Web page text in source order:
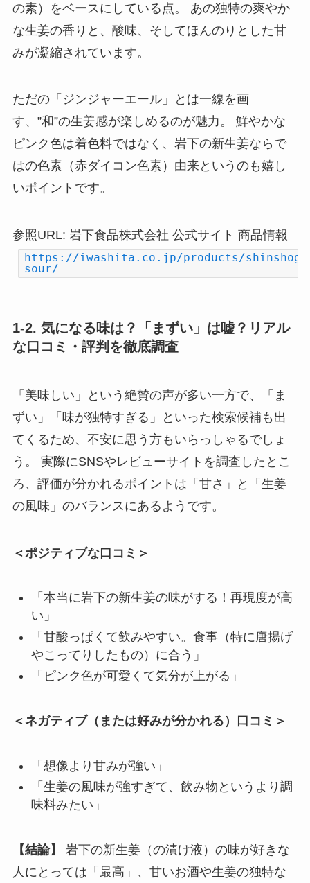
の素）をベースにしている点。 あの独特の爽やか
な生姜の香りと、酸味、そしてほんのりとした甘
みが凝縮されています。
ただの「ジンジャーエール」とは一線を画
す、”和”の生姜感が楽しめるのが魅力。 鮮やかな
ピンク色は着色料ではなく、岩下の新生姜ならで
はの色素（赤ダイコン色素）由来というのも嬉し
いポイントです。
参照URL: 岩下食品株式会社 公式サイト 商品情報
https://iwashita.co.jp/products/
sour/
1-2. 気になる味は？「まずい」は嘘？リアル
な口コミ・評判を徹底調査
「美味しい」という絶賛の声が多い一方で、「ま
ずい」「味が独特すぎる」といった検索候補も出
てくるため、不安に思う方もいらっしゃるでしょ
う。 実際にSNSやレビューサイトを調査したとこ
ろ、評価が分かれるポイントは「甘さ」と「生姜
の風味」のバランスにあるようです。
＜ポジティブな口コミ＞
「本当に岩下の新生姜の味がする！再現度が高
い」
「甘酸っぱくて飲みやすい。食事（特に唐揚げ
やこってりしたもの）に合う」
「ピンク色が可愛くて気分が上がる」
＜ネガティブ（または好みが分かれる）口コミ＞
「想像より甘みが強い」
「生姜の風味が強すぎて、飲み物というより調
味料みたい」
【結論】
岩下の新生姜（の漬け液）の味が好きな
人にとっては「最高」、甘いお酒や生姜の独特な